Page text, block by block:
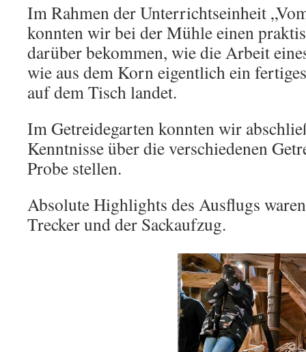
Im Rahmen der Unterrichtseinheit
konnten wir bei der Mühle einen
darüber bekommen, wie die Arbeit
wie aus dem Korn eigentlich ein
auf dem Tisch landet.
Im Getreidegarten konnten wir
Kenntnisse über die verschiedenen
Probe stellen.
Absolute Highlights des Ausflugs
Trecker und der Sackaufzug.